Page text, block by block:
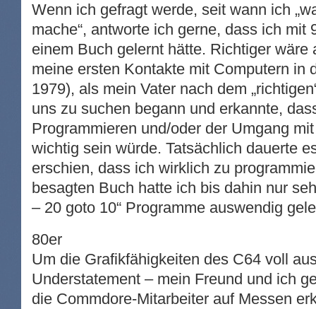
Wenn ich gefragt werde, seit wann ich
mache“, antworte ich gerne, dass ich mit
einem Buch gelernt hätte. Richtiger wäre
meine ersten Kontakte mit Computern in
1979), als mein Vater nach dem
uns zu suchen begann und erkannte,
Programmieren und/oder der Umgang
wichtig sein würde. Tatsächlich dauerte
erschien, dass ich wirklich zu
besagten Buch hatte ich bis dahin nur
– 20 goto 10“ Programme auswendig
80er
Um die Grafikfähigkeiten des C64 voll
Understatement – mein Freund und ich
die Commdore-Mitarbeiter auf Messen